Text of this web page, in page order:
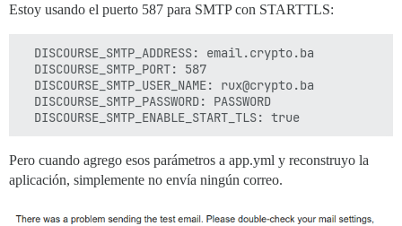
Estoy usando el puerto 587 para SMTP con STARTTLS:
  DISCOURSE_SMTP_ADDRESS: email.crypto.ba
  DISCOURSE_SMTP_PORT: 587
  DISCOURSE_SMTP_USER_NAME: rux@crypto.ba
  DISCOURSE_SMTP_PASSWORD: PASSWORD
Pero cuando agrego esos parámetros a app.yml y reconstruyo la
aplicación, simplemente no envía ningún correo.